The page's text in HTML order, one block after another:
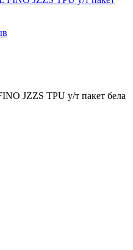
JZZS TPU у/т пакет бела